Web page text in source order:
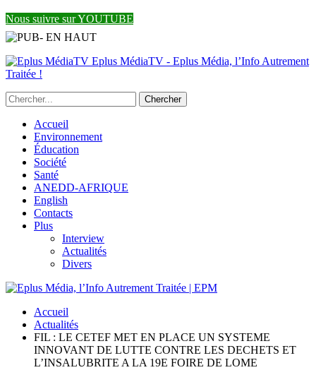
Nous suivre sur YOUTUBE
Eplus MédiaTV - Eplus Média, l’Info Autrement
Traitée !
Accueil
Environnement
Éducation
Société
Santé
ANEDD-AFRIQUE
English
Contacts
Plus
Interview
Actualités
Divers
Accueil
Actualités
FIL : LE CETEF MET EN PLACE UN SYSTEME
INNOVANT DE LUTTE CONTRE LES DECHETS ET
L’INSALUBRITE A LA 19E FOIRE DE LOME